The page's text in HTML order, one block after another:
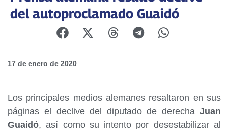
del autoproclamado Guaidó
17 de enero de 2020
Los principales medios alemanes resaltaron en sus
páginas el declive del diputado de derecha Juan
Guaidó, así como su intento por desestabilizar al